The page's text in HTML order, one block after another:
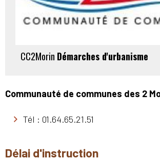
CC2Morin Démarches d'urbanisme
Communauté de communes des 2
Tél : 01.64.65.21.51
Délai d'instruction